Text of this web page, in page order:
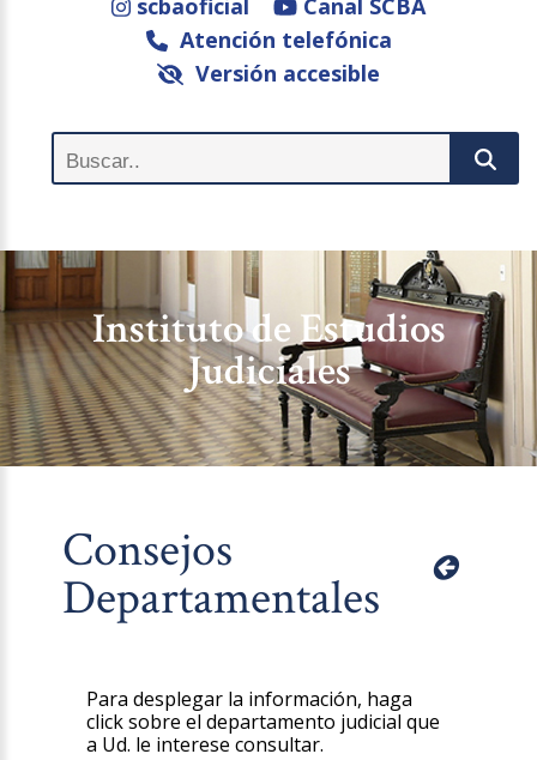
scbaoficial
Canal SCBA
Atención telefónica
Versión accesible
Instituto de Estudios
Judiciales
Consejos
Departamentales
Para desplegar la información, haga
click sobre el departamento judicial que
a Ud. le interese consultar.